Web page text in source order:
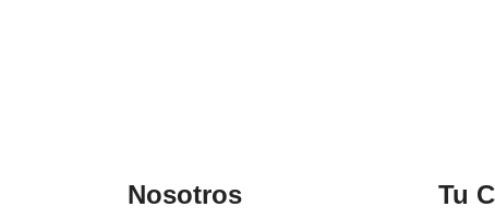
Nosotros Tu